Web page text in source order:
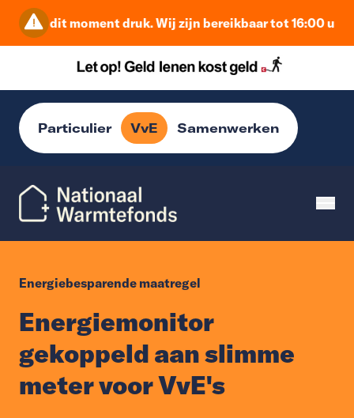
dit moment druk. Wij zijn bereikbaar tot 16:00 uur.
Particulier VvE Samenwerken
Energiebesparende maatregel
Energiemonitor
gekoppeld aan slimme
meter voor VvE's